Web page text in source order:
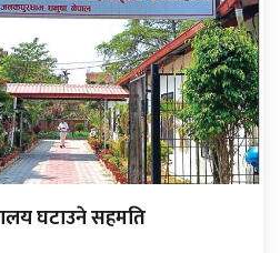
घटाउने सहमति